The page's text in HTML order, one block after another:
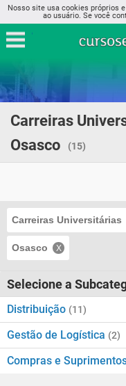
Nosso site usa cookies próprios
ao usuário. Se você
Carreiras
Osasco
(15)
Carreiras Universitárias
Osasco
Selecione a
Distribuição (11)
Gestão de Logística (2)
Compras e